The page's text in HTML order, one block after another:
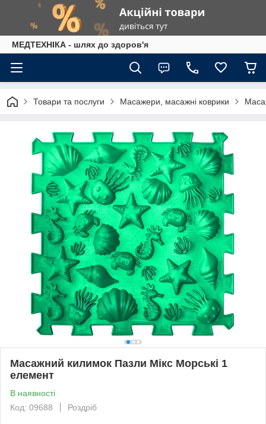
МЕДТЕХНІКА - шлях до здоров'я
Товари та послуги Масажери, масажні коврики
Масажний килимок Пазли Мікс Морські 1
елемент
В наявності
Код: 09688
Роздріб